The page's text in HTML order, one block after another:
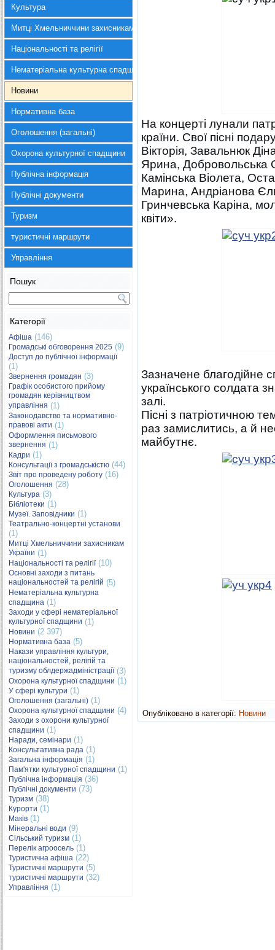
Культура
Митці Хмельниччини захисникам України
Національності та релігії
Нематеріальна культурна спадщина
Новини
Нормативна база
Оголошення (загальні)
Охорона культурної спадщини
Публічна інформація
Публічні документи
Туризм
туристичні маршрути
Управління
Пошук
Категорії
Афіша (146)
Громадські обговорення 2025 (9)
Доступ до публічної інформації
(1)
Звернення громадян (3)
Графік особистого прийому
громадян керівництвом
управління (1)
Законодавство та нормативно-
правові акти (1)
Оформлення письмового
звернення (1)
Кадри (1)
Консультації з громадськістю (44)
Звіт про проведену роботу (16)
Оголошення (28)
Культура (3)
Бібліотеки (1)
Музеї. Заповідники (1)
Театрально-концертні установи
(1)
Митці Хмельниччини захисникам
України (1)
Національності та релігії(10)
Основні заходи з питань
національностей та релігій (5)
Нематеріальна культурна
спадщина (1)
Заходи у сфері нематеріальної
культурної спадщини (1)
Новини (2 397)
Нормативна база (5)
Накази управління культури,
національностей, релігій та
туризму облдержадміністрації(3)
Охорона культурної спадщини (1)
У сфері культури (1)
Оголошення (загальні) (1)
Охорона культурної спадщини (4)
Заходи з охорони культурної
спадщини (1)
Наради, семінари (1)
Консультативна рада (1)
Загальна інформація (1)
Пам'ятки культурної спадщини (1)
Публічна інформація (36)
Публічні документи (73)
Туризм (38)
Курорти (1)
Маків (1)
Мінеральні води (9)
Сільський туризм (1)
Перелік агроосель (1)
Туристична афіша (22)
Туристичні маршрути (5)
туристичні маршрути (32)
Управління (1)
На концерті лунали
країни. Свої пісні
Вікторія, Завальнюк
Ярина, Добровольська
Камінська Віолета,
Марина, Андріанова
Гринчевська Каріна,
квіти».
Зазначене благодійне
українського солдата
залі.
Пісні з патріотичною
раз замислитись, а й
майбутнє.
Опубліковано в категорії: Новини